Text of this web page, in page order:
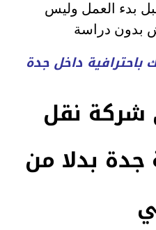
بدء العمل وليس
بدون دراسة
باحترافية داخل جدة
شركة نقل
بدلا من